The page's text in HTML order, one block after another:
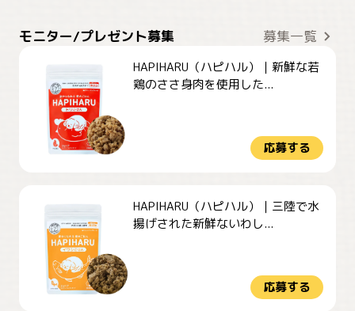
モニター/プレゼント募集 募集一覧
HAPIHARU（ハピハル）｜新鮮な若
鶏のささ身肉を使用した...
応募する
HAPIHARU（ハピハル）｜三陸で水
揚げされた新鮮ないわし...
応募する